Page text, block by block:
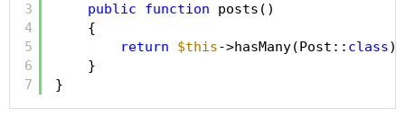
3
4
5
6
7
public
function
posts()
{
return
$this->hasMany(Post:: class);
}
}